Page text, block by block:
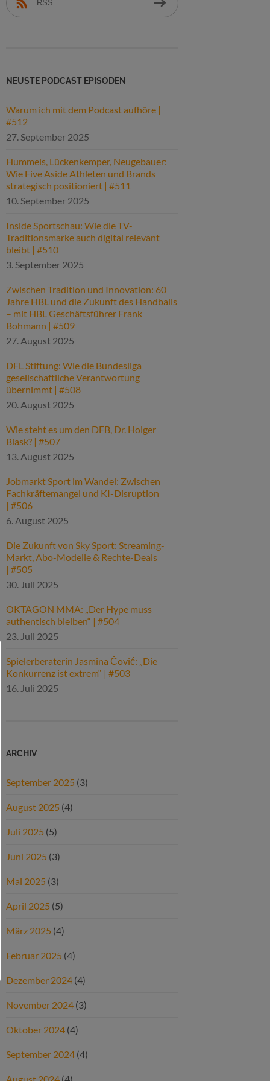
RSS
NEUSTE PODCAST EPISODEN
Warum ich mit dem Podcast aufhöre |
#512
27. September 2025
Hummels, Lückenkemper, Neugebauer:
Wie Five Aside Athleten und Brands
strategisch positioniert | #511
10. September 2025
Inside Sportschau: Wie die TV-
Traditionsmarke auch digital relevant
bleibt | #510
3. September 2025
Zwischen Tradition und Innovation: 60
Jahre HBL und die Zukunft des Handballs
– mit HBL Geschäftsführer Frank
Bohmann | #509
27. August 2025
DFL Stiftung: Wie die Bundesliga
gesellschaftliche Verantwortung
übernimmt | #508
20. August 2025
Wie steht es um den DFB, Dr. Holger
Blask? | #507
13. August 2025
Jobmarkt Sport im Wandel: Zwischen
Fachkräftemangel und KI-Disruption
| #506
6. August 2025
Die Zukunft von Sky Sport: Streaming-
Markt, Abo-Modelle & Rechte-Deals
| #505
30. Juli 2025
OKTAGON MMA: „Der Hype muss
authentisch bleiben“ | #504
23. Juli 2025
Spielerberaterin Jasmina Čović: „Die
Konkurrenz ist extrem“ | #503
16. Juli 2025
ARCHIV
September 2025 (3)
August 2025 (4)
Juli 2025 (5)
Juni 2025 (3)
Mai 2025 (3)
April 2025 (5)
März 2025 (4)
Februar 2025 (4)
Dezember 2024 (4)
November 2024 (3)
Oktober 2024 (4)
September 2024 (4)